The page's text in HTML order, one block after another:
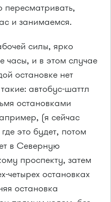
и занимаемся.
силы, ярко
часы, и в этом случае
остановке нет
автобус-шаттл
остановками
(я сейчас
это будет, потом
в Северную
проспекту, затем
четырех остановках
остановка